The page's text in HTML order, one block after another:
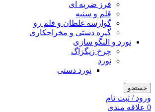
فرز ضربه ای
قلم و سنبه
گوارسه غلطان و قلم رو
گیره دستی و مخراجکاری
نورد و النگو سازی
چرخ زیگزاگ
نورد
نورد دستی
جستجو
ورود / ثبت نام
0 علاقه مندی